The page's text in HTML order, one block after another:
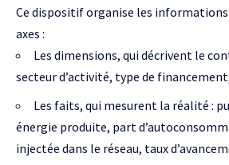
Ce dispositif organise les informations
axes :
Les dimensions, qui décrivent le
secteur d’activité, type de
Les faits, qui mesurent la réalité :
énergie produite, part
injectée dans le réseau, taux